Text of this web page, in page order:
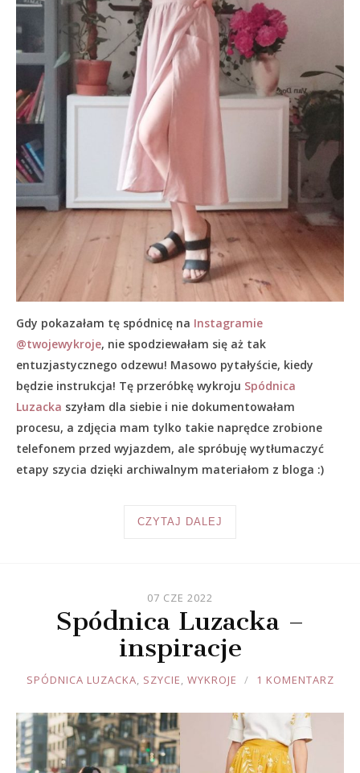
Gdy pokazałam tę spódnicę na Instagramie
@twojewykroje, nie spodziewałam się aż tak
entuzjastycznego odzewu! Masowo pytałyście, kiedy
będzie instrukcja! Tę przeróbkę wykroju Spódnica
Luzacka szyłam dla siebie i nie dokumentowałam
procesu, a zdjęcia mam tylko takie naprędce zrobione
telefonem przed wyjazdem, ale spróbuję wytłumaczyć
etapy szycia dzięki archiwalnym materiałom z bloga :)
CZYTAJ DALEJ
07 CZE 2022
Spódnica Luzacka –
inspiracje
JOULE
SPÓDNICA LUZACKA, SZYCIE, WYKROJE 1 KOMENTARZ